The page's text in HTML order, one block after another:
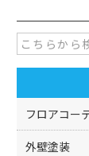
e
b
o
o
k
フロアコー
外壁塗装